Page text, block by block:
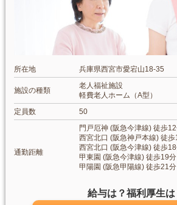
所在地 兵庫県西宮市愛宕山18-35
施設の種類
老人福祉施設
軽費老人ホーム（A型）
定員数
50
通勤距離
門戸厄神 (阪急今津線) 徒歩
西宮北口 (阪急神戸本線) 徒
西宮北口 (阪急今津線) 徒歩
甲東園 (阪急今津線) 徒歩19分
甲陽園 (阪急甲陽線) 徒歩21分
給与は？福利厚生は